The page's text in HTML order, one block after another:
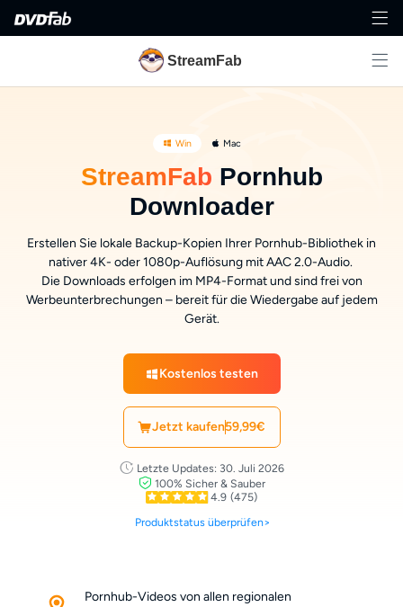
StreamFab
Win Mac
StreamFab Pornhub
Downloader
Erstellen Sie lokale Backup-Kopien Ihrer Pornhub-Bibliothek in
nativer 4K- oder 1080p-Auflösung mit AAC 2.0-Audio.
Die Downloads erfolgen im MP4-Format und sind frei von
Werbeunterbrechungen – bereit für die Wiedergabe auf jedem
Gerät.
Kostenlos testen
Jetzt kaufen59,99€
Letzte Updates: 30. Juli 2026
100% Sicher & Sauber
4.9 (475)
Produktstatus überprüfen>
Pornhub-Videos von allen regionalen